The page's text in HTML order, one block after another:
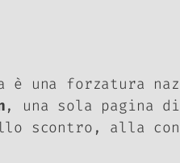
è una forzatura
, una sola pagina
scontro, alla